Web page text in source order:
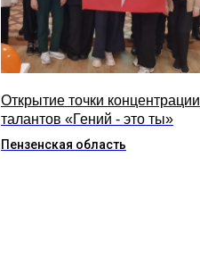
Открытие точки концентрации
талантов «Гений - это ты»
Пензенская область